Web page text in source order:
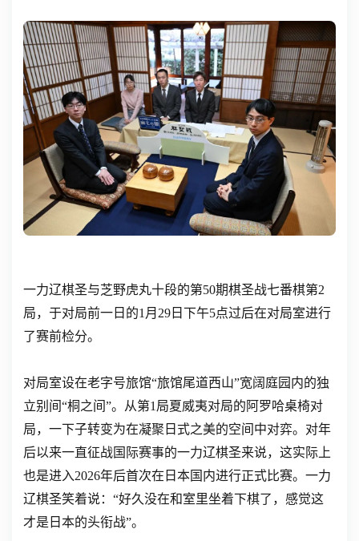
一力辽棋圣与芝野虎丸十段的第50期棋圣战七番棋第2
局，于对局前一日的1月29日下午5点过后在对局室进行
了赛前检分。
对局室设在老字号旅馆“旅馆尾道西山”宽阔庭园内的独
立别间“桐之间”。从第1局夏威夷对局的阿罗哈桌椅对
局，一下子转变为在凝聚日式之美的空间中对弈。对年
后以来一直征战国际赛事的一力辽棋圣来说，这实际上
也是进入2026年后首次在日本国内进行正式比赛。一力
辽棋圣笑着说：“好久没在和室里坐着下棋了，感觉这
才是日本的头衔战”。